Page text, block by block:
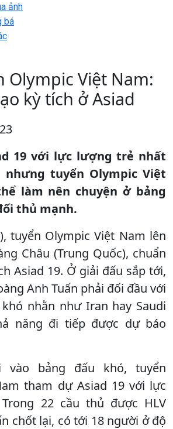
ảnh
bá
Olympic Việt Nam:
kỳ tích ở Asiad
19 với lực lượng trẻ nhất
tuyển Olympic Việt
làm nên chuyện ở bảng
thủ mạnh.
tuyển Olympic Việt Nam lên
Châu (Trung Quốc), chuẩn
Asiad 19. Ở giải đấu sắp tới,
Anh Tuấn phải đối đầu với
nhằn như Iran hay Saudi
năng đi tiếp được dự báo
vào bảng đấu khó, tuyển
tham dự Asiad 19 với lực
22 cầu thủ được HLV
chốt lại, có tới 18 người ở độ